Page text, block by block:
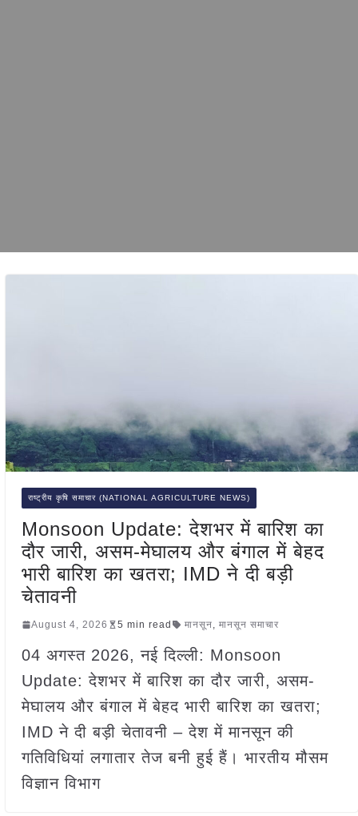
राष्ट्रीय कृषि समाचार (NATIONAL AGRICULTURE NEWS)
Monsoon Update: देशभर में बारिश का
दौर जारी, असम-मेघालय और बंगाल में बेहद
भारी बारिश का खतरा; IMD ने दी बड़ी
चेतावनी
August 4, 2026 5 min read मानसून मानसून समाचार
04 अगस्त 2026, नई दिल्ली: Monsoon
Update: देशभर में बारिश का दौर जारी, असम-
मेघालय और बंगाल में बेहद भारी बारिश का खतरा;
IMD ने दी बड़ी चेतावनी – देश में मानसून की
गतिविधियां लगातार तेज बनी हुई हैं। भारतीय मौसम
विज्ञान विभाग